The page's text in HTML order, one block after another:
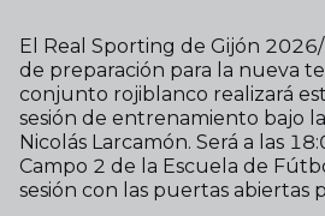
El Real Sporting de Gijón
de preparación para la nueva
conjunto rojiblanco realizará
sesión de entrenamiento bajo
Nicolás Larcamón. Será a las
Campo 2 de la Escuela de
sesión con las puertas abiertas